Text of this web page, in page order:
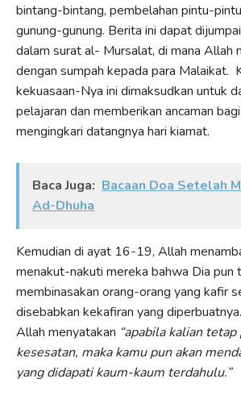
bintang-bintang, pembelahan pintu-
gunung-gunung. Berita ini dapat
dalam surat al- Mursalat, di mana Allah
dengan sumpah kepada para Malaikat.
kekuasaan-Nya ini dimaksudkan untuk
pelajaran dan memberikan ancaman
mengingkari datangnya hari kiamat.
Baca Juga: Bacaan Doa Setelah
Ad-Dhuha
Kemudian di ayat 16-19, Allah
menakut-nakuti mereka bahwa Dia pun
membinasakan orang-orang yang kafir
disebabkan kekafiran yang
Allah menyatakan “apabila kalian tetap
kesesatan, maka kamu pun akan
yang didapati kaum-kaum terdahulu.”